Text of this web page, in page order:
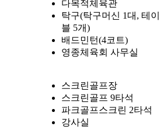
다목적체육관
탁구(탁구머신 1대, 테이
블 5개)
배드민턴(4코트)
영종체육회 사무실
스크린골프장
스크린골프 9타석
파크골프스크린 2타석
강사실